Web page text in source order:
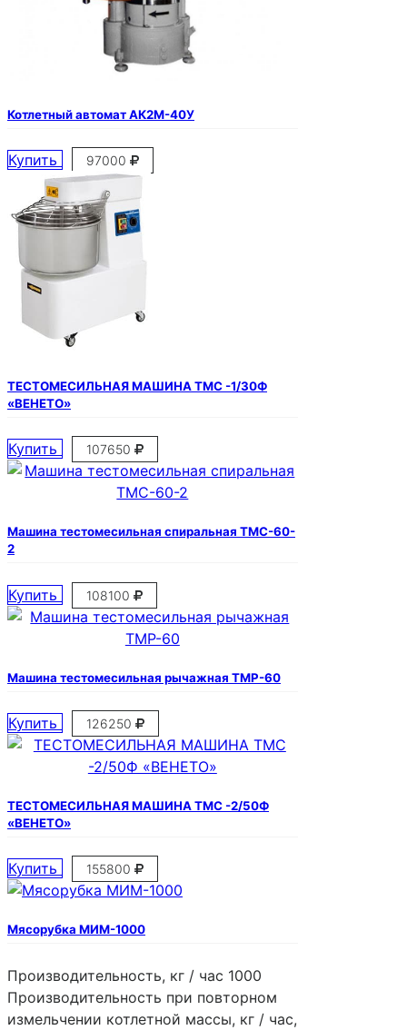
Котлетный автомат АК2М-40У
Купить 97000
ТЕСТОМЕСИЛЬНАЯ МАШИНА ТМС -1/30Ф
«ВЕНЕТО»
Купить 107650
Машина тестомесильная спиральная ТМС-60-
2
Купить 108100
Машина тестомесильная рычажная ТМР-60
Купить 126250
ТЕСТОМЕСИЛЬНАЯ МАШИНА ТМС -2/50Ф
«ВЕНЕТО»
Купить 155800
Мясорубка МИМ-1000
Производительность, кг / час 1000
Производительность при повторном
измельчении котлетной массы, кг / час,